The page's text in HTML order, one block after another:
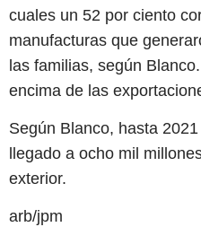
cuales un 52 por ciento
manufacturas que
las familias, según
encima de las
Según Blanco, hasta
llegado a ocho mil
exterior.
arb/jpm